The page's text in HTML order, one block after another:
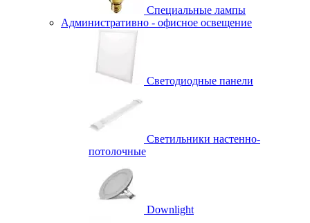
Специальные лампы
Административно - офисное освещение
Светодиодные панели
Светильники настенно-
потолочные
Downlight